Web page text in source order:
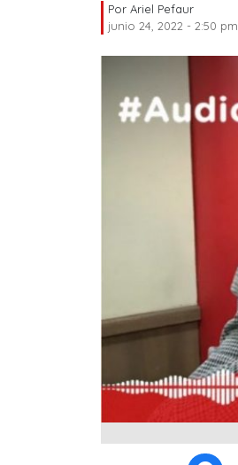
Por Ariel Pefaur
junio 24, 2022 - 2:50 pm